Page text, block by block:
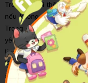
Trong xã hội thông tin
nếu không biết cách
Trong cuộc đời một con
yêu đến hôn nhân, từ
làm việc… không thể
Khéo ăn khéo nói thì đi
ăn nói, bốn bề đều là trở